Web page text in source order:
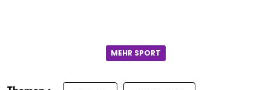
MEHR SPORT